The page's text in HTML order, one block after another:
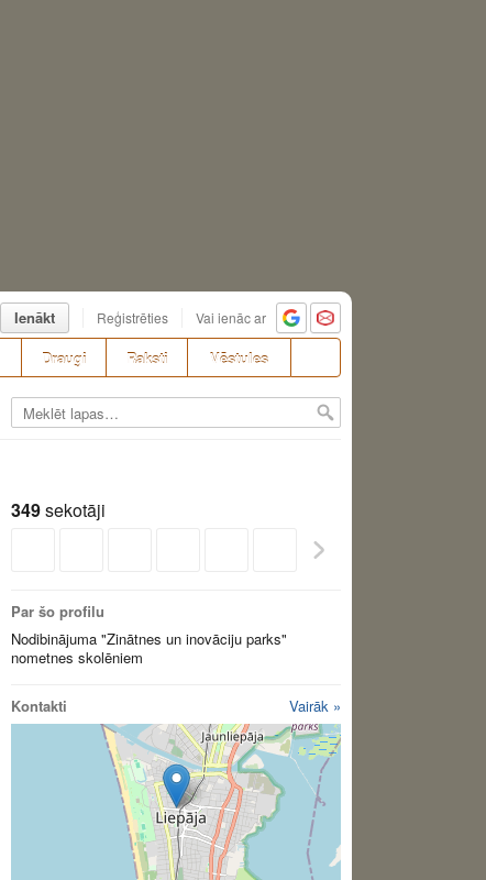
Ienākt Reģistrēties Vai ienāc ar
Draugi Raksti Vēstules
349sekotāji
Par šo profilu
Nodibinājuma "Zinātnes un inovāciju parks"
nometnes skolēniem
Kontakti Vairāk »